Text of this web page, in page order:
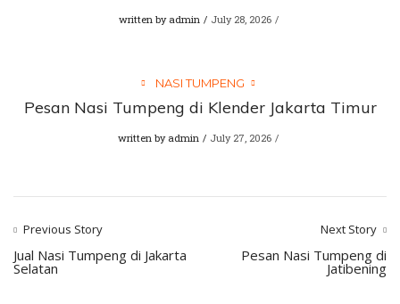
written by admin July 28, 2026
NASI TUMPENG
Pesan Nasi Tumpeng di Klender Jakarta Timur
written by admin July 27, 2026
Previous Story
Jual Nasi Tumpeng di Jakarta
Selatan
Next Story
Pesan Nasi Tumpeng di
Jatibening